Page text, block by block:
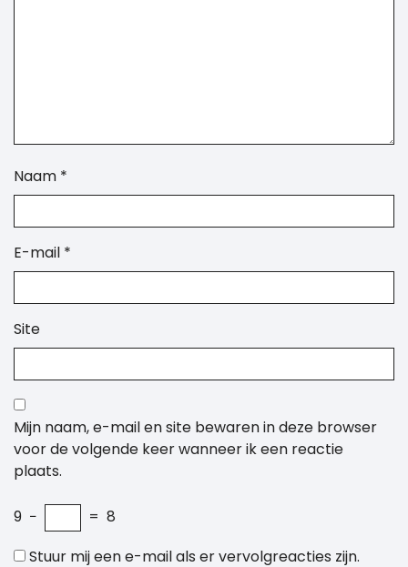
Naam *
E-mail *
Site
Mijn naam, e-mail en site bewaren in deze browser
voor de volgende keer wanneer ik een reactie
plaats.
9 − = 8
Stuur mij een e-mail als er vervolgreacties zijn.